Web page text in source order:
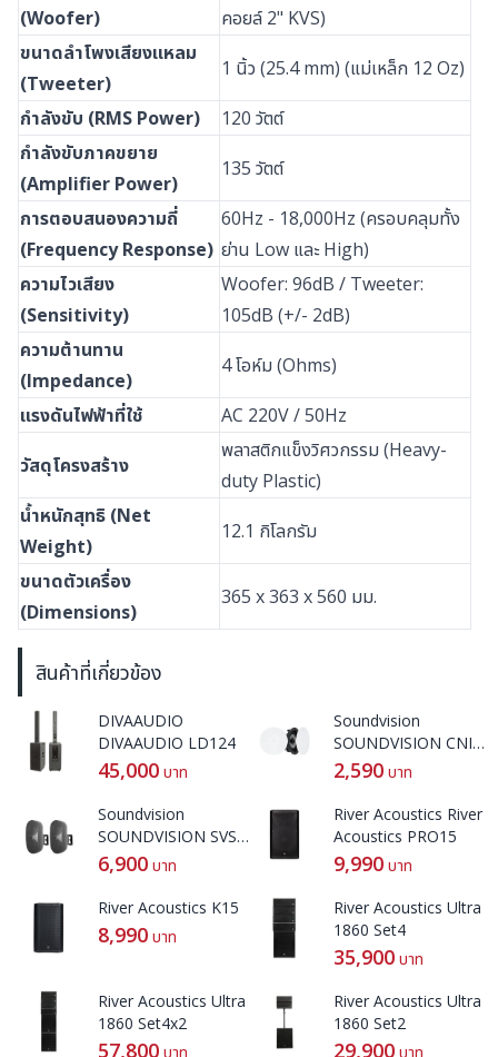
(Woofer)
คอยล์ 2" KVS)
ขนาดลำโพงเสียงแหลม
(Tweeter)
1 นิ้ว (25.4 mm) (แม่เหล็ก 12 Oz)
กำลังขับ (RMS Power)
120 วัตต์
กำลังขับภาคขยาย
(Amplifier Power)
135 วัตต์
การตอบสนองความถี่
(Frequency Response)
60Hz - 18,000Hz (ครอบคลุมทั้ง
ย่าน Low และ High)
ความไวเสียง
(Sensitivity)
Woofer: 96dB / Tweeter:
105dB (+/- 2dB)
ความต้านทาน
(Impedance)
4 โอห์ม (Ohms)
แรงดันไฟฟ้าที่ใช้ AC 220V / 50Hz
วัสดุโครงสร้าง
พลาสติกแข็งวิศวกรรม (Heavy-
duty Plastic)
น้ำหนักสุทธิ (Net
Weight)
12.1 กิโลกรัม
ขนาดตัวเครื่อง
(Dimensions)
365 x 363 x 560 มม.
สินค้าที่เกี่ยวข้อง
DIVAAUDIO
DIVAAUDIO LD124
45,000 บาท
Soundvision
SOUNDVISION CNI-
62
2,590 บาท
Soundvision
SOUNDVISION SVS-
42W
6,900 บาท
River Acoustics River
Acoustics PRO15
9,990 บาท
River Acoustics K15
8,990 บาท
River Acoustics Ultra
1860 Set4
35,900 บาท
River Acoustics Ultra
1860 Set4x2
57,800 บาท
River Acoustics Ultra
1860 Set2
29,900 บาท